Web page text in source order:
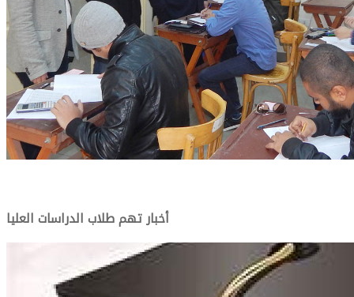
أخبار تهم طلاب الدراسات العليا